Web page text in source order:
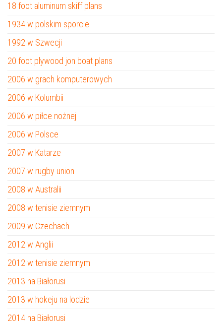
18 foot aluminum skiff plans
1934 w polskim sporcie
1992 w Szwecji
20 foot plywood jon boat plans
2006 w grach komputerowych
2006 w Kolumbii
2006 w piłce nożnej
2006 w Polsce
2007 w Katarze
2007 w rugby union
2008 w Australii
2008 w tenisie ziemnym
2009 w Czechach
2012 w Anglii
2012 w tenisie ziemnym
2013 na Białorusi
2013 w hokeju na lodzie
2014 na Białorusi